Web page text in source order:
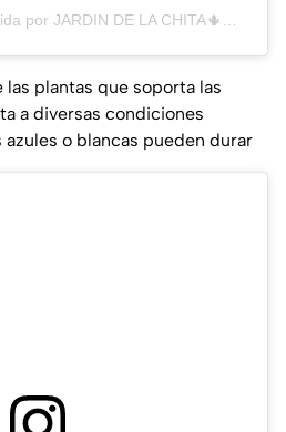
las plantas que soporta las
a diversas condiciones
o blancas pueden durar